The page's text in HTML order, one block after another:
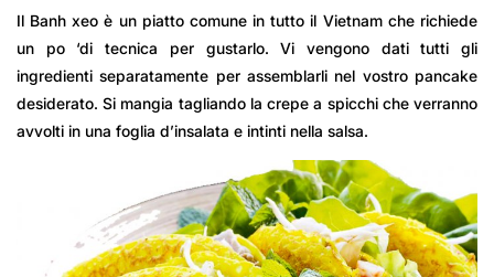
Il Banh xeo è un piatto comune in tutto il Vietnam che richiede
un po ‘di tecnica per gustarlo. Vi vengono dati tutti gli
ingredienti separatamente per assemblarli nel vostro pancake
desiderato. Si mangia tagliando la crepe a spicchi che verranno
avvolti in una foglia d’insalata e intinti nella salsa.